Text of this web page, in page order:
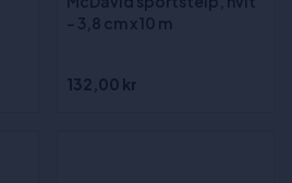
- 3,8 cm x 10 m
132,00 kr